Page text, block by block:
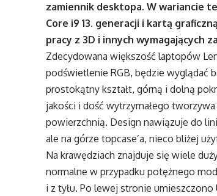
zamiennik desktopa. W wariancie
Core i9 13. generacji i kartą
pracy z 3D i innych wymagających
Zdecydowana większość laptopów
podświetlenie RGB, będzie wyglądać
prostokątny kształt, górną i dolną
jakości i dość wytrzymałego
powierzchnią. Design nawiązuje do
ale na górze topcase’a, nieco bliżej
Na krawędziach znajduje się wiele
normalne w przypadku potężnego
i z tyłu. Po lewej stronie umieszczono